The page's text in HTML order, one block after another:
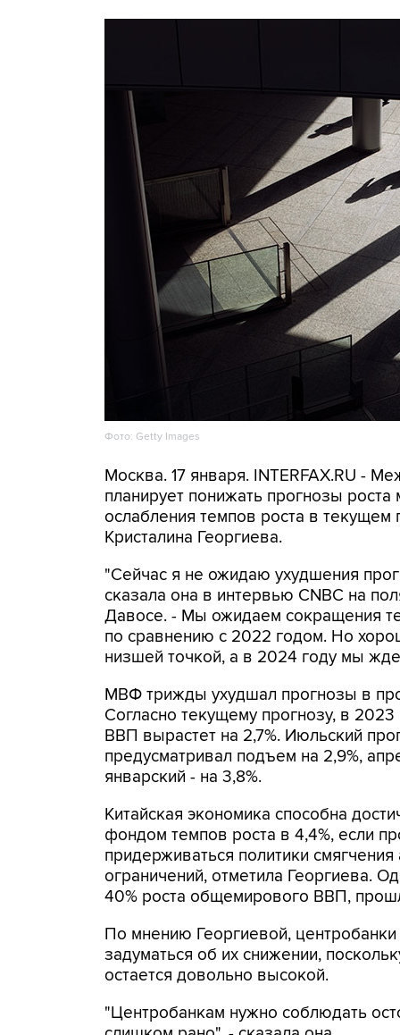
Фото: Getty Images
Москва. 17 января. INTERFAX.RU -
планирует понижать прогнозы
ослабления темпов роста в
Кристалина Георгиева.
"Сейчас я не ожидаю ухудшения
сказала она в интервью CNBC на
Давосе. - Мы ожидаем сокращения
по сравнению с 2022 годом. Но
низшей точкой, а в 2024 году мы
МВФ трижды ухудшал прогнозы в
Согласно текущему прогнозу, в 2023
ВВП вырастет на 2,7%. Июльский
предусматривал подъем на 2,9%,
январский - на 3,8%.
Китайская экономика способна
фондом темпов роста в 4,4%, если
придерживаться политики
ограничений, отметила Георгиева.
40% роста общемирового ВВП,
По мнению Георгиевой,
задуматься об их снижении,
остается довольно высокой.
"Центробанкам нужно соблюдать